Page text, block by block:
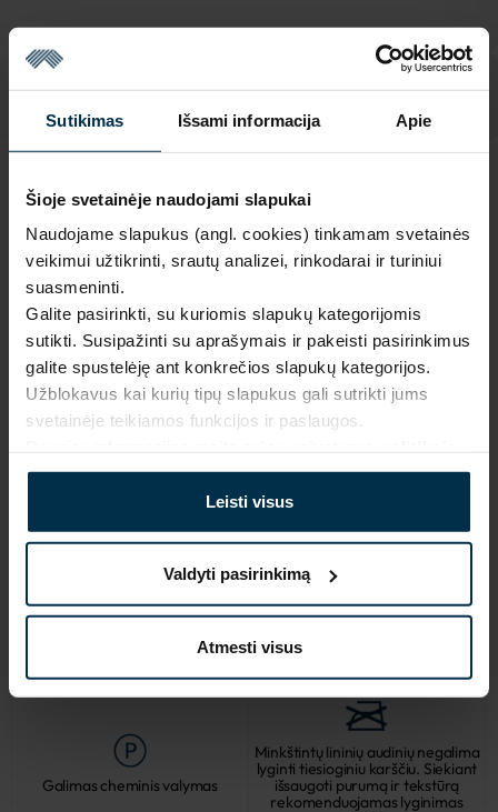
Sutikimas Išsami informacija Apie
Šioje svetainėje naudojami slapukai
Naudojame slapukus (angl. cookies) tinkamam svetainės
veikimui užtikrinti, srautų analizei, rinkodarai ir turiniui
suasmeninti.
Galite pasirinkti, su kuriomis slapukų kategorijomis
sutikti. Susipažinti su aprašymais ir pakeisti pasirinkimus
galite spustelėję ant konkrečios slapukų kategorijos.
Užblokavus kai kurių tipų slapukus gali sutrikti jums
svetainėje teikiamos funkcijos ir paslaugos.
Leisti visus
Valdyti pasirinkimą
Atmesti visus
SAVYBĖS
Sku
2110052_MM40-
JET2_3031_7891
Spalva
Persikinė
Artikulas
2110052
Koloristika
3031
Audinio sudėtis
Linas 48%, Medvilnė 52%
Apdaila
MM40-JET2
Minkštumas
4/5
Kipa, m
14,8
Audinio plotis, cm
Pastaba: tokio tipo apdailos audinį rekomenduojama skalbti didesniame
Galimas cheminis valymas
Minkštintų lininių audinių negalima
lyginti tiesioginiu karščiu. Siekiant
išsaugoti purumą ir tekstūrą
rekomenduojamas lyginimas